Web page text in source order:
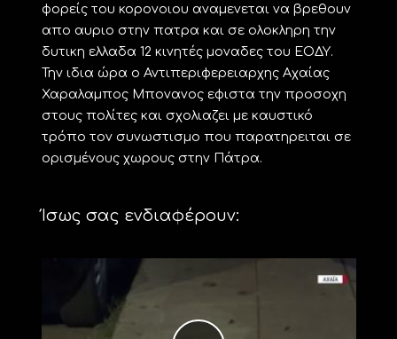
φορείς του κορονοιου αναμενεται να βρεθουν
απο αυριο στην πατρα και σε ολοκληρη την
δυτικη ελλαδα 12 κινητές μοναδες του ΕΟΔΥ.
Την ιδια ώρα ο Αντιπεριφερειαρχης Αχαίας
Χαραλαμπος Μπονανος εφιστα την προσοχη
στους πολίτες και σχολιαζει με καυστικό
τρόπο τον συνωστισμο που παρατηρειται σε
ορισμένους χωρους στην Πάτρα.
Ίσως σας ενδιαφέρουν: